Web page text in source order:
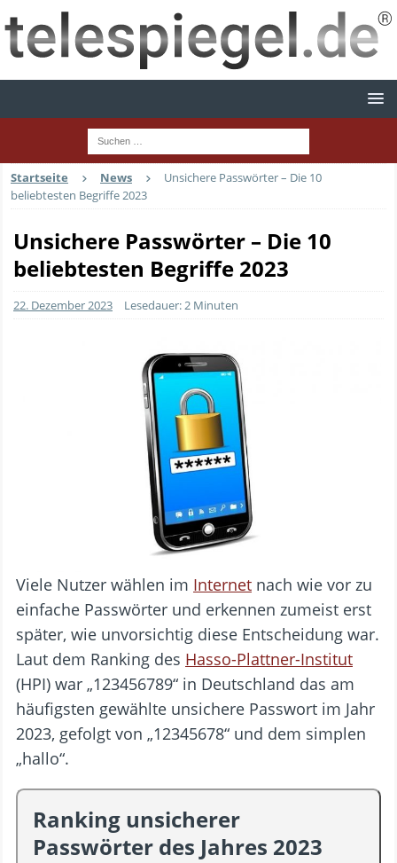
Startseite News
Unsichere Passwörter – Die 10
beliebtesten Begriffe 2023
Unsichere Passwörter – Die 10
beliebtesten Begriffe 2023
22. Dezember 2023 Lesedauer: 2 Minuten
Viele Nutzer wählen im Internet nach wie vor zu
einfache Passwörter und erkennen zumeist erst
später, wie unvorsichtig diese Entscheidung war.
Laut dem Ranking des Hasso-Plattner-Institut
(HPI) war „123456789“ in Deutschland das am
häufigsten gewählte unsichere Passwort im Jahr
2023, gefolgt von „12345678“ und dem simplen
„hallo“.
Ranking unsicherer
Passwörter des Jahres 2023